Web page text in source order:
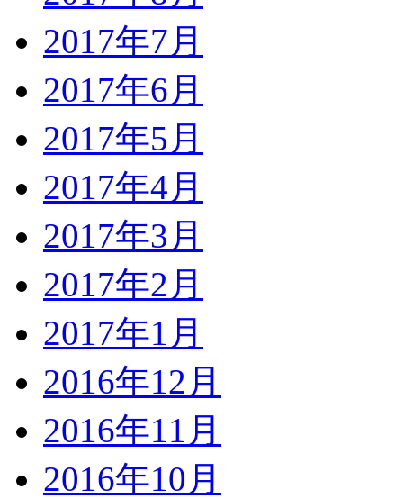
2017年7月
2017年6月
2017年5月
2017年4月
2017年3月
2017年2月
2017年1月
2016年12月
2016年11月
2016年10月